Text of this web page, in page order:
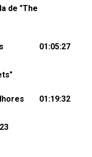
⁠⁠⁠⁠@lesbout_br⁠⁠⁠⁠
Bruna Fentanes
de
de "The
01:05:27
01:19:32